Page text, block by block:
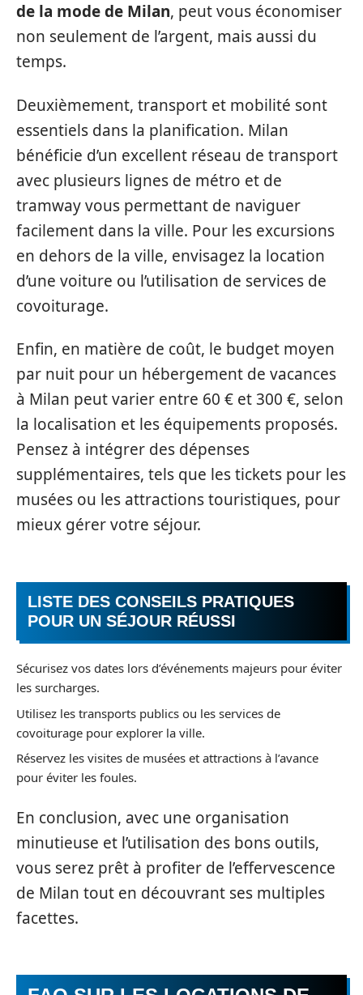
de la mode de Milan, peut vous économiser
non seulement de l’argent, mais aussi du
temps.
Deuxièmement, transport et mobilité sont
essentiels dans la planification. Milan
bénéficie d’un excellent réseau de transport
avec plusieurs lignes de métro et de
tramway vous permettant de naviguer
facilement dans la ville. Pour les excursions
en dehors de la ville, envisagez la location
d’une voiture ou l’utilisation de services de
covoiturage.
Enfin, en matière de coût, le budget moyen
par nuit pour un hébergement de vacances
à Milan peut varier entre 60 € et 300 €, selon
la localisation et les équipements proposés.
Pensez à intégrer des dépenses
supplémentaires, tels que les tickets pour les
musées ou les attractions touristiques, pour
mieux gérer votre séjour.
LISTE DES CONSEILS PRATIQUES
POUR UN SÉJOUR RÉUSSI
Sécurisez vos dates lors d’événements majeurs pour éviter
les surcharges.
Utilisez les transports publics ou les services de
covoiturage pour explorer la ville.
Réservez les visites de musées et attractions à l’avance
pour éviter les foules.
En conclusion, avec une organisation
minutieuse et l’utilisation des bons outils,
vous serez prêt à profiter de l’effervescence
de Milan tout en découvrant ses multiples
facettes.